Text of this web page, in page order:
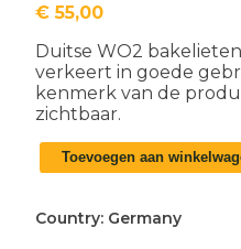
€ 55,00
Duitse WO2
verkeert in goede
kenmerk van de
zichtbaar.
Duitse
WO2
aantal
Toevoegen aan
Country: Germany